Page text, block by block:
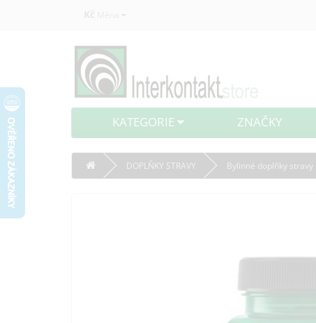
Kč Měna
KATEGORIE ZNAČKY
DOPLŇKY STRAVY Bylinné doplňky stravy